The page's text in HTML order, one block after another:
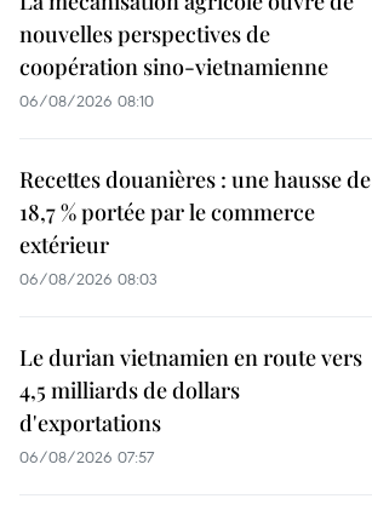
nouvelles perspectives de
coopération sino-vietnamienne
06/08/2026 08:10
Recettes douanières : une hausse de
18,7 % portée par le commerce
extérieur
06/08/2026 08:03
Le durian vietnamien en route vers
4,5 milliards de dollars
d'exportations
06/08/2026 07:57